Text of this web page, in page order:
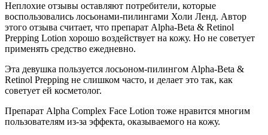
Неплохие отзывы оставляют потребители, которые
воспользовались лосьонами-пилингами Холи Ленд. Автор
этого отзыва считает, что препарат Alpha-Beta & Retinol
Prepping Lotion хорошо воздействует на кожу. Но не советует
применять средство ежедневно.
Эта девушка пользуется лосьоном-пилингом Alpha-Beta &
Retinol Prepping не слишком часто, и делает это так, как
советует ей косметолог.
Препарат Alpha Complex Face Lotion тоже нравится многим
пользователям из-за эффекта, оказываемого на кожу.